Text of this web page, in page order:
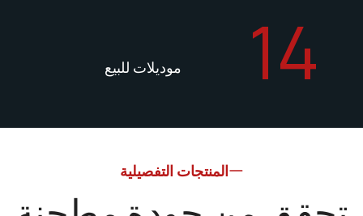
موديلات للبيع
المنتجات التفصيلية